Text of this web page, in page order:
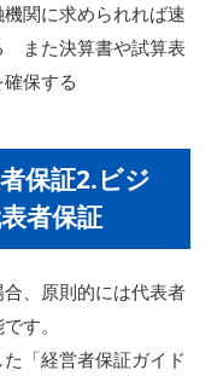
関に求められれば速
また決算書や試算表
保する
保証2.ビジ
者保証
、原則的には代表者
す。
「経営者保証ガイド